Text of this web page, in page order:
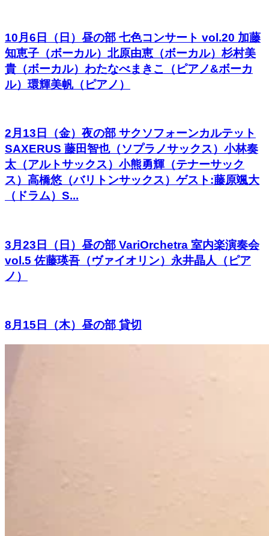
10月6日（日）昼の部 七色コンサート vol.20 加藤
知恵子（ボーカル）北原由恵（ボーカル）杉村美
貴（ボーカル）わたなべまきこ（ピアノ&ボーカ
ル）環輝美帆（ピアノ）
2月13日（金）夜の部 サクソフォーンカルテット
SAXERUS 藤田智也（ソプラノサックス）小林奏
太（アルトサックス）小熊勇輝（テナーサック
ス）高橋悠（バリトンサックス）ゲスト:藤原颯大
（ドラム）S...
3月23日（日）昼の部 VariOrchetra 室内楽演奏会
vol.5 佐藤瑛吾（ヴァイオリン）永井晶人（ピア
ノ）
8月15日（木）昼の部 貸切